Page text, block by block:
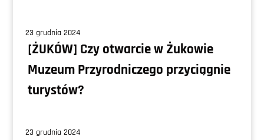
23 grudnia 2024
[ŻUKÓW] Czy otwarcie w Żukowie
Muzeum Przyrodniczego przyciągnie
turystów?
23 grudnia 2024